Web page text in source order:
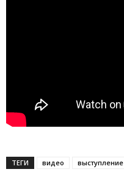
ТЕГИ видео выступление